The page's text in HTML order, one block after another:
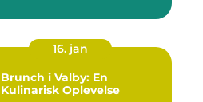
16. jan
Brunch i Valby: En
Kulinarisk Oplevelse